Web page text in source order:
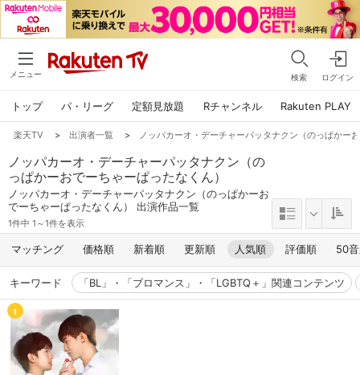
メニュー 検索 ログイン
トップ パ・リーグ 定額見放題 Rチャンネル Rakuten PLAY
楽天TV > 出演者一覧 > ノッパカーオ・デーチャーパッタナクン（のっぱかー
ノッパカーオ・デーチャーパッタナクン（の
っぱかーおでーちゃーぱったなくん）
ノッパカーオ・デーチャーパッタナクン（のっぱかーお
でーちゃーぱったなくん） 出演作品一覧
1件中 1～1件を表示
マッチング 価格順 新着順 更新順 人気順 評価順 50
キーワード 「BL」・「ブロマンス」・「LGBTQ＋」関連コンテンツ
1